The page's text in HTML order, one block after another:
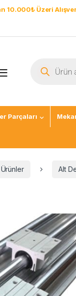
10.000₺ Üzeri
Parçaları
Alt